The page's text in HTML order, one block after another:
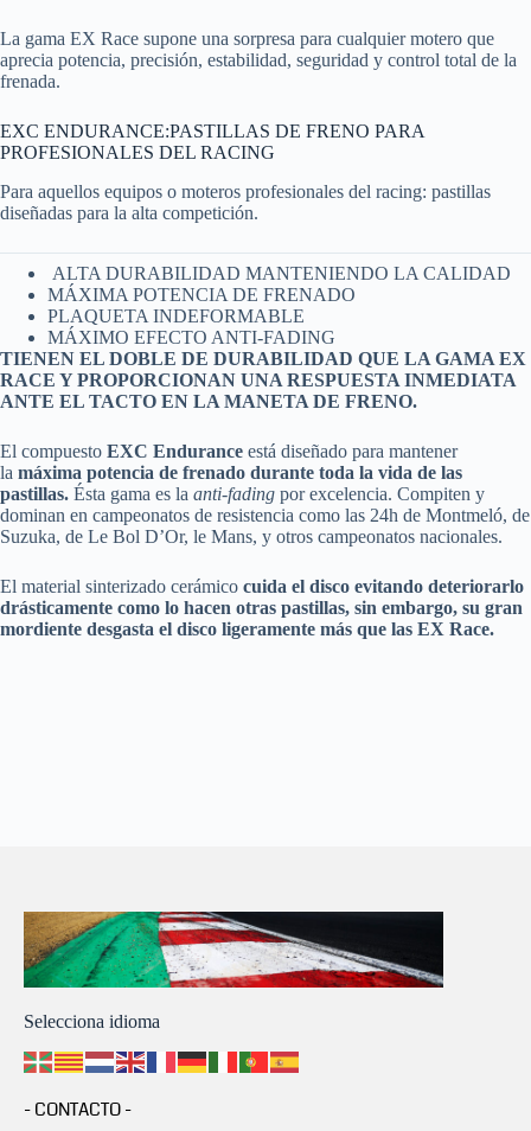
La gama EX Race supone una sorpresa para cualquier motero que
aprecia potencia, precisión, estabilidad, seguridad y control total de la
frenada.
EXC ENDURANCE:PASTILLAS DE FRENO PARA
PROFESIONALES DEL RACING
Para aquellos equipos o moteros profesionales del racing: pastillas
diseñadas para la alta competición.
ALTA DURABILIDAD MANTENIENDO LA CALIDAD
MÁXIMA POTENCIA DE FRENADO
PLAQUETA INDEFORMABLE
MÁXIMO EFECTO ANTI-FADING
TIENEN EL DOBLE DE DURABILIDAD QUE LA GAMA EX
RACE Y PROPORCIONAN UNA RESPUESTA INMEDIATA
ANTE EL TACTO EN LA MANETA DE FRENO.
El compuesto EXC Endurance está diseñado para mantener
la máxima potencia de frenado durante toda la vida de las
pastillas. Ésta gama es la anti-fading por excelencia. Compiten y
dominan en campeonatos de resistencia como las 24h de Montmeló, de
Suzuka, de Le Bol D’Or, le Mans, y otros campeonatos nacionales.
El material sinterizado cerámico cuida el disco evitando deteriorarlo
drásticamente como lo hacen otras pastillas, sin embargo, su gran
mordiente desgasta el disco ligeramente más que las EX Race.
Selecciona idioma
- CONTACTO -